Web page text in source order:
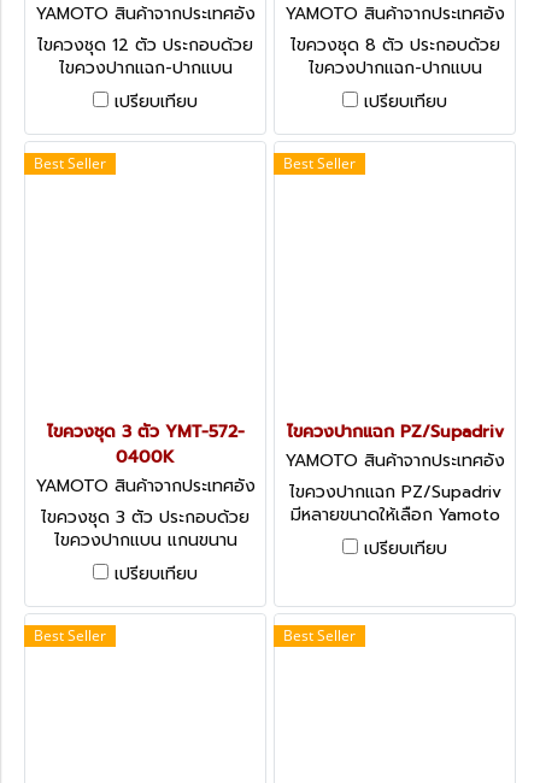
YAMOTO สินค้าจากประเทศอัง
กฤษ-1
ไขควงชุด 12 ตัว ประกอบด้วย
ไขควงปากแฉก-ปากแบน
Yamoto Mechanics’
Screwdriver Set - 12 Pieces
เปรียบเทียบ
YAMOTO สินค้าจากประเทศอัง
กฤษ-1
ไขควงชุด 8 ตัว ประกอบด้วย
ไขควงปากแฉก-ปากแบน
Yamoto Mechanics’
Screwdriver Set - 8 Pieces
เปรียบเทียบ
Best Seller
ไขควงชุด 3 ตัว YMT-572-
0400K
YAMOTO สินค้าจากประเทศอัง
กฤษ-1
ไขควงชุด 3 ตัว ประกอบด้วย
ไขควงปากแบน แกนขนาน
ขนาด 4.0-5.5 มม. Yamoto
Mechanics’ Screwdrivers:
Parallel Tip
เปรียบเทียบ
Best Seller
ไขควงปากแฉก PZ/Supadriv
YAMOTO สินค้าจากประเทศอัง
กฤษ-1
ไขควงปากแฉก PZ/Supadriv
มีหลายขนาดให้เลือก Yamoto
Tri-LineTM -Screwdriver:
PZ/Supadriv
เปรียบเทียบ
Best Seller Best Seller